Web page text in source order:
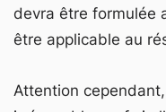
devra être formulée
être applicable au
Attention